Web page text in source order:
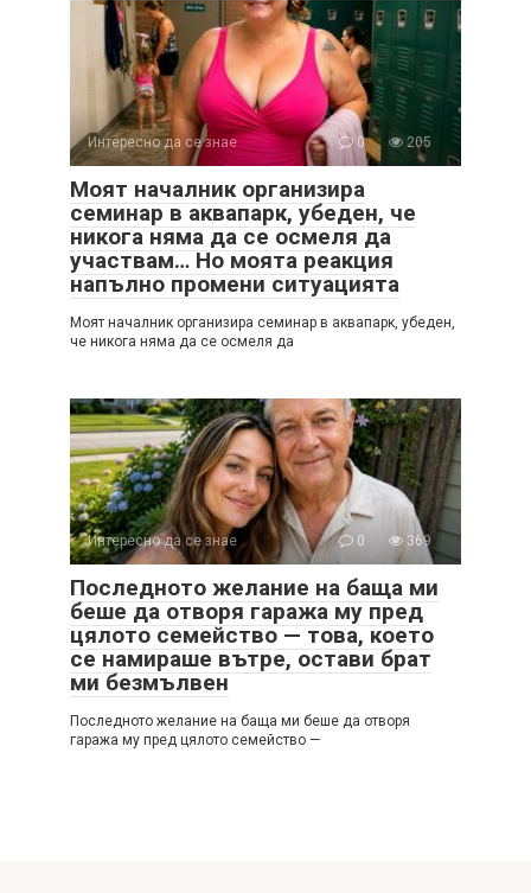
Интересно да се знае 0 205
Моят началник организира
семинар в аквапарк, убеден, че
никога няма да се осмеля да
участвам… Но моята реакция
напълно промени ситуацията
Моят началник организира семинар в аквапарк, убеден,
че никога няма да се осмеля да
Интересно да се знае 0 369
Последното желание на баща ми
беше да отворя гаража му пред
цялото семейство — това, което
се намираше вътре, остави брат
ми безмълвен
Последното желание на баща ми беше да отворя
гаража му пред цялото семейство —